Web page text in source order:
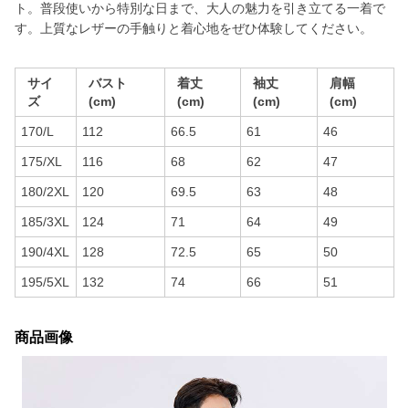
ト。普段使いから特別な日まで、大人の魅力を引き立てる一着で
す。上質なレザーの手触りと着心地をぜひ体験してください。
サイ
ズ
バスト
(cm)
着丈
(cm)
袖丈
(cm)
肩幅
(cm)
170/L 112 66.5 61 46
175/XL 116 68 62 47
180/2XL 120 69.5 63 48
185/3XL 124 71 64 49
190/4XL 128 72.5 65 50
195/5XL 132 74 66 51
商品画像